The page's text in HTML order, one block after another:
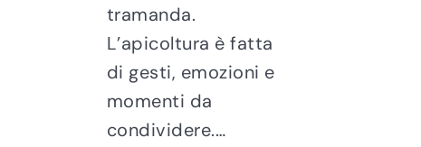
tramanda.
L’apicoltura è fatta
di gesti, emozioni e
momenti da
condividere.…